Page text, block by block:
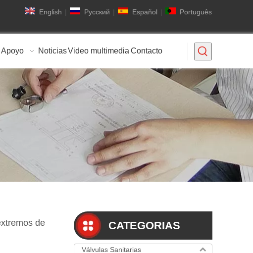
English | Pусский | Español | Português
Apoyo NoticiasVideo multimedia Contacto
de
CATEGORIAS
Válvulas Sanitarias